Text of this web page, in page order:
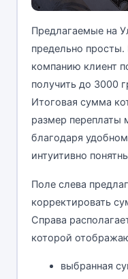
Предлагаемые на
предельно
компанию клиент
получить до 3000
Итоговая сумма
размер переплаты
благодаря
интуитивно
Поле слева
корректировать
Справа
которой
выбранная